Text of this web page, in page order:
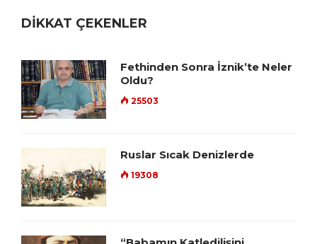
DİKKAT ÇEKENLER
Fethinden Sonra İznik’te Neler
Oldu?
25503
Ruslar Sıcak Denizlerde
19308